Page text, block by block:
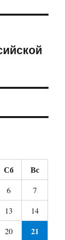
Сб Вс
6
7
13
14
20 21